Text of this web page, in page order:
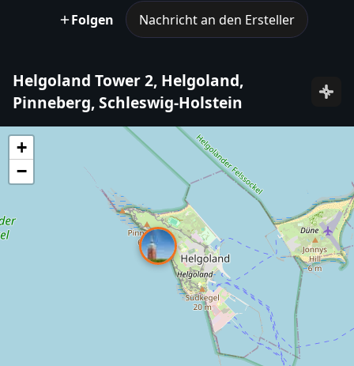
Folgen Nachricht an den Ersteller
Helgoland Tower 2, Helgoland,
Pinneberg, Schleswig-Holstein
+
−